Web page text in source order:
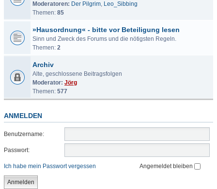
Moderatoren: Der Pilgrim, Leo_Sibbing
Themen: 85
»Hausordnung« - bitte vor Beteiligung lesen
Sinn und Zweck des Forums und die nötigsten Regeln.
Themen: 2
Archiv
Alte, geschlossene Beitragsfolgen
Moderator: Jörg
Themen: 577
ANMELDEN
Benutzername:
Passwort:
Ich habe mein Passwort vergessen Angemeldet bleiben